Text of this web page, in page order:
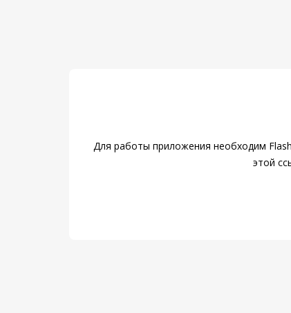
Для работы приложения необходим
этой